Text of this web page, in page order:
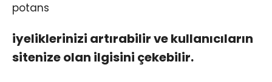
potans
iyeliklerinizi artırabilir ve kullanıcıların
sitenize olan ilgisini çekebilir.